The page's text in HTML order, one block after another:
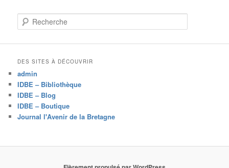
e
c
h
e
DES SITES À DÉCOUVRIR
admin
IDBE – Bibliothèque
IDBE – Blog
IDBE – Boutique
Journal l'Avenir de la Bretagne